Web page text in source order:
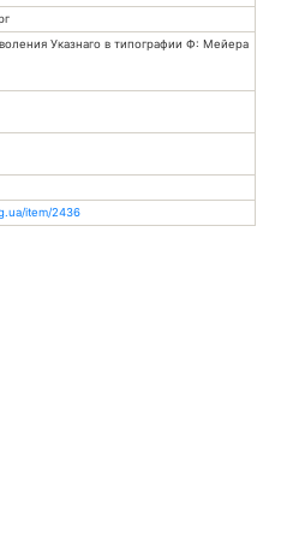
Указнаго в типографии Ф: Мейера
item/2436